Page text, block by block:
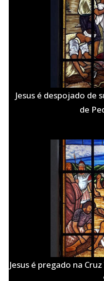
Jesus é despojado de
de
Jesus é pregado na